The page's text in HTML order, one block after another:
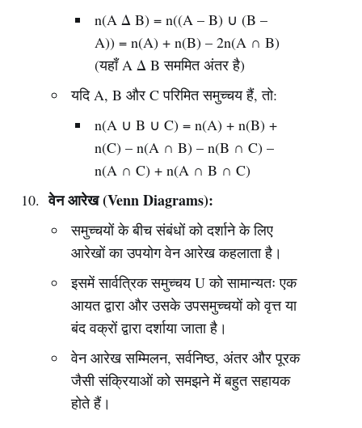
n(A Δ B) = n((A – B) ∪ (B –
A)) = n(A) + n(B) – 2n(A ∩ B)
(यहाँ A Δ B सममित अंतर है)
यदि A, B और C परिमित समुच्चय हैं, तो:
n(A ∪ B ∪ C) = n(A) + n(B) +
n(C) – n(A ∩ B) – n(B ∩ C) –
n(A ∩ C) + n(A ∩ B ∩ C)
वेन आरेख (Venn Diagrams):
समुच्चयों के बीच संबंधों को दर्शाने के लिए
आरेखों का उपयोग वेन आरेख कहलाता है।
इसमें सार्वत्रिक समुच्चय U को सामान्यतः एक
आयत द्वारा और उसके उपसमुच्चयों को वृत्त या
बंद वक्रों द्वारा दर्शाया जाता है।
वेन आरेख सम्मिलन, सर्वनिष्ठ, अंतर और पूरक
जैसी संक्रियाओं को समझने में बहुत सहायक
होते हैं।